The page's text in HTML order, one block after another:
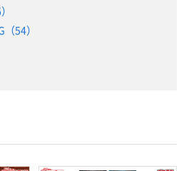
54）